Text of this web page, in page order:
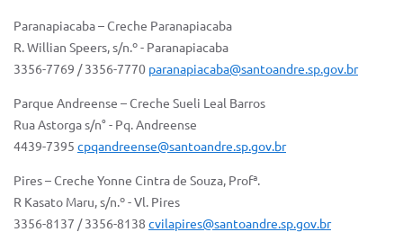
Paranapiacaba – Creche Paranapiacaba
R. Willian Speers, s/n.º - Paranapiacaba
3356-7769 / 3356-7770 paranapiacaba@santoandre.sp.gov.br
Parque Andreense – Creche Sueli Leal Barros
Rua Astorga s/n° - Pq. Andreense
4439-7395 cpqandreense@santoandre.sp.gov.br
Pires – Creche Yonne Cintra de Souza, Profª.
R Kasato Maru, s/n.º - Vl. Pires
3356-8137 / 3356-8138 cvilapires@santoandre.sp.gov.br